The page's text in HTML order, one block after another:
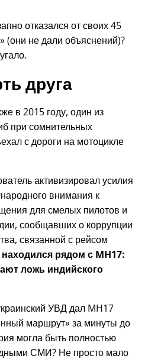
отказался от своих 45
(они не дали объяснений)?
друга
в 2015 году, один из
при сомнительных
с дороги на мотоцикле
активизировал усилия
внимания к
для смелых пилотов и
сообщавших о коррупции
связанной с рейсом
рядом с MH17:
ложь индийского
УВД дал MH17
маршрут за минуты до
могла быть полностью
СМИ? Не просто мало